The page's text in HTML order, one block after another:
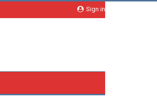
Sign in